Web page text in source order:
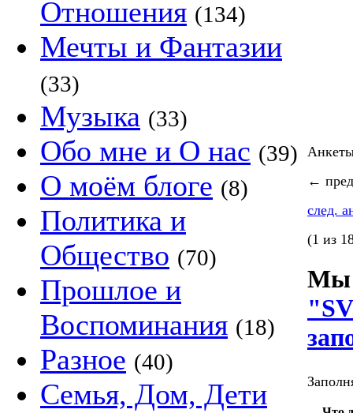
Отношения (134)
Мечты и Фантазии
(33)
Музыка (33)
Обо мне и О нас (39)
О моём блоге (8)
Политика и
Общество (70)
Прошлое и
Воспоминания (18)
Разное (40)
Семья, Дом, Дети
←
след.
(1 из
Мы